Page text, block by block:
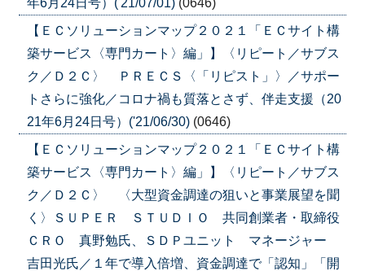
【ＥＣソリューションマップ２０２１「ＥＣサイト構
築サービス〈専門カート〉編」】〈リピート／サブス
ク／Ｄ２Ｃ〉 ＰＲＥＣＳ〈「リピスト」〉／サポー
トさらに強化／コロナ禍も質落とさず、伴走支援（20
21年6月24日号）('21/06/30) (0646)
【ＥＣソリューションマップ２０２１「ＥＣサイト構
築サービス〈専門カート〉編」】〈リピート／サブス
ク／Ｄ２Ｃ〉 〈大型資金調達の狙いと事業展望を聞
く〉ＳＵＰＥＲ ＳＴＵＤＩＯ 共同創業者・取締役
ＣＲＯ 真野勉氏、ＳＤＰユニット マネージャー
吉田光氏／１年で導入倍増、資金調達で「認知」「開